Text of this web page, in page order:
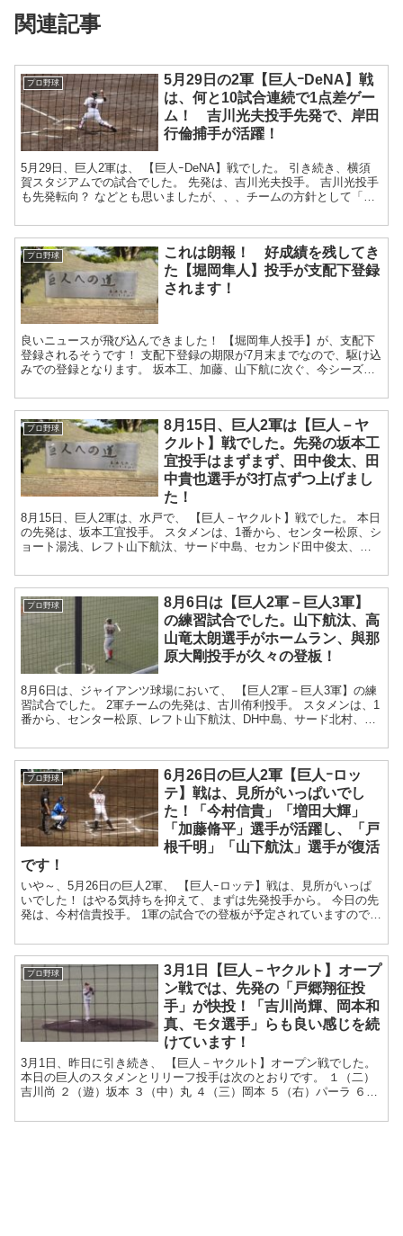
関連記事
プロ野球
5月29日の2軍【巨人ｰDeNA】戦
は、何と10試合連続で1点差ゲー
ム！ 吉川光夫投手先発で、岸田
行倫捕手が活躍！
5月29日、巨人2軍は、 【巨人ｰDeNA】戦でした。 引き続き、横須
賀スタジアムでの試合でした。 先発は、吉川光夫投手。 吉川光投手
も先発転向？ などとも思いましたが、、、チームの方針として「リ
プロ野球
これは朗報！ 好成績を残してき
た【堀岡隼人】投手が支配下登録
されます！
良いニュースが飛び込んできました！ 【堀岡隼人投手】が、支配下
登録されるそうです！ 支配下登録の期限が7月末までなので、駆け込
みでの登録となります。 坂本工、加藤、山下航に次ぐ、今シーズン4
プロ野球
8月15日、巨人2軍は【巨人－ヤ
クルト】戦でした。先発の坂本工
宜投手はまずまず、田中俊太、田
中貴也選手が3打点ずつ上げまし
た！
8月15日、巨人2軍は、水戸で、 【巨人－ヤクルト】戦でした。 本日
の先発は、坂本工宜投手。 スタメンは、1番から、センター松原、シ
ョート湯浅、レフト山下航汰、サード中島、セカンド田中俊太、ラ
プロ野球
8月6日は【巨人2軍－巨人3軍】
の練習試合でした。山下航汰、高
山竜太朗選手がホームラン、與那
原大剛投手が久々の登板！
8月6日は、ジャイアンツ球場において、 【巨人2軍－巨人3軍】の練
習試合でした。 2軍チームの先発は、古川侑利投手。 スタメンは、1
番から、センター松原、レフト山下航汰、DH中島、サード北村、セ
プロ野球
6月26日の巨人2軍【巨人ｰロッ
テ】戦は、見所がいっぱいでし
た！「今村信貴」「増田大輝」
「加藤脩平」選手が活躍し、「戸
根千明」「山下航汰」選手が復活
です！
いや～、5月26日の巨人2軍、 【巨人ｰロッテ】戦は、見所がいっぱ
いでした！ はやる気持ちを抑えて、まずは先発投手から。 今日の先
発は、今村信貴投手。 1軍の試合での登板が予定されていますので、
プロ野球
3月1日【巨人－ヤクルト】オープ
ン戦では、先発の「戸郷翔征投
手」が快投！「吉川尚輝、岡本和
真、モタ選手」らも良い感じを続
けています！
3月1日、昨日に引き続き、 【巨人－ヤクルト】オープン戦でした。
本日の巨人のスタメンとリリーフ投手は次のとおりです。 １（二）
吉川尚 ２（遊）坂本 ３（中）丸 ４（三）岡本 ５（右）パーラ ６